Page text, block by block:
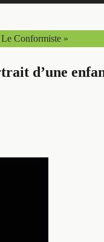
Conformiste »
d’une